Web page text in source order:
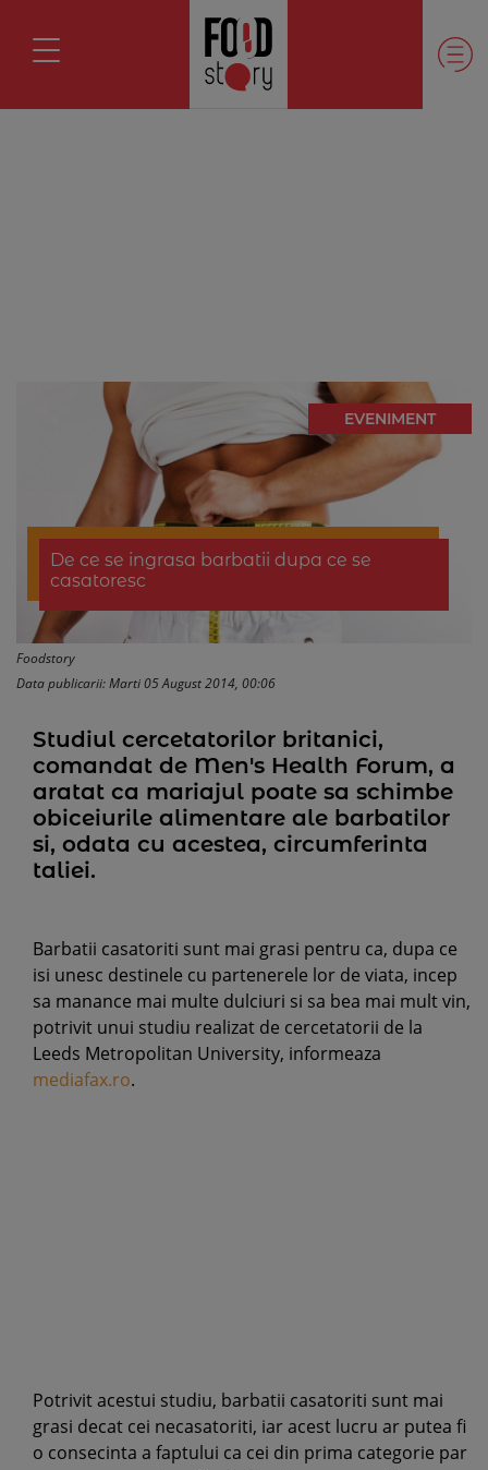
EVENIMENT
De ce se ingrasa barbatii dupa ce se
casatoresc
Foodstory
Data publicarii: Marti 05 August 2014, 00:06
Studiul cercetatorilor britanici,
comandat de Men's Health Forum, a
aratat ca mariajul poate sa schimbe
obiceiurile alimentare ale barbatilor
si, odata cu acestea, circumferinta
taliei.
Barbatii casatoriti sunt mai grasi pentru ca, dupa ce
isi unesc destinele cu partenerele lor de viata, incep
sa manance mai multe dulciuri si sa bea mai mult vin,
potrivit unui studiu realizat de cercetatorii de la
Leeds Metropolitan University, informeaza
mediafax.ro.
Potrivit acestui studiu, barbatii casatoriti sunt mai
grasi decat cei necasatoriti, iar acest lucru ar putea fi
o consecinta a faptului ca cei din prima categorie par